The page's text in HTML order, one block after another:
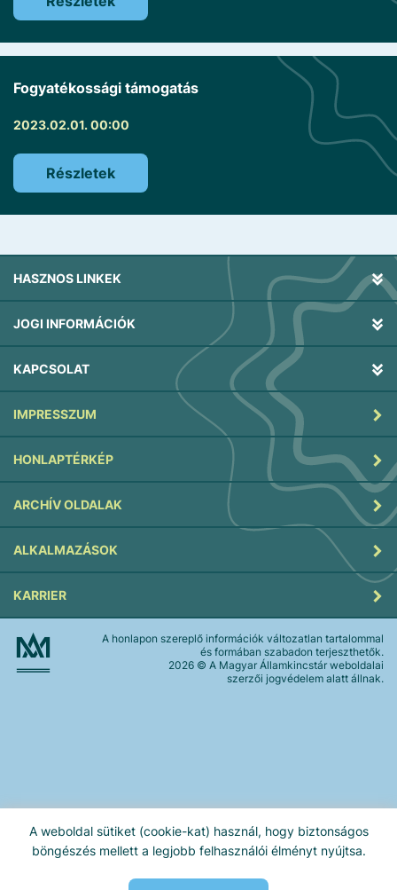
A weboldal sütiket (cookie-kat) használ, hogy biztonságos
böngészés mellett a legjobb felhasználói élményt nyújtsa.
Fogyatékossági támogatás
2023.02.01. 00:00
Részletek
HASZNOS LINKEK
JOGI INFORMÁCIÓK
KAPCSOLAT
IMPRESSZUM
HONLAPTÉRKÉP
ARCHÍV OLDALAK
ALKALMAZÁSOK
KARRIER
A honlapon szereplő információk változatlan tartalommal
és formában szabadon terjeszthetők.
2026 © A Magyar Államkincstár weboldalai
szerzői jogvédelem alatt állnak.